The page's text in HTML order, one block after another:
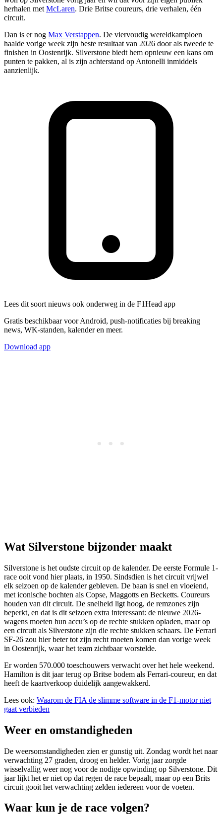
herhalen met McLaren. Drie Britse coureurs, drie verhalen, één
circuit.
Dan is er nog Max Verstappen. De viervoudig wereldkampioen
haalde vorige week zijn beste resultaat van 2026 door als tweede te
finishen in Oostenrijk. Silverstone biedt hem opnieuw een kans om
punten te pakken, al is zijn achterstand op Antonelli inmiddels
aanzienlijk.
Lees dit soort nieuws ook onderweg in de F1Head app
Gratis beschikbaar voor Android, push-notificaties bij breaking
news, WK-standen, kalender en meer.
Download app
Wat Silverstone bijzonder maakt
Silverstone is het oudste circuit op de kalender. De eerste Formule 1-
race ooit vond hier plaats, in 1950. Sindsdien is het circuit vrijwel
elk seizoen op de kalender gebleven. De baan is snel en vloeiend,
met iconische bochten als Copse, Maggotts en Becketts. Coureurs
houden van dit circuit. De snelheid ligt hoog, de remzones zijn
beperkt, en dat is dit seizoen extra interessant: de nieuwe 2026-
wagens moeten hun accu’s op de rechte stukken opladen, maar op
een circuit als Silverstone zijn die rechte stukken schaars. De Ferrari
SF-26 zou hier beter tot zijn recht moeten komen dan vorige week
in Oostenrijk, waar het team zichtbaar worstelde.
Er worden 570.000 toeschouwers verwacht over het hele weekend.
Hamilton is dit jaar terug op Britse bodem als Ferrari-coureur, en dat
heeft de kaartverkoop duidelijk aangewakkerd.
Lees ook: Waarom de FIA de slimme software in de F1-motor niet
gaat verbieden
Weer en omstandigheden
De weersomstandigheden zien er gunstig uit. Zondag wordt het naar
verwachting 27 graden, droog en helder. Vorig jaar zorgde
wisselvallig weer nog voor de nodige opwinding op Silverstone. Dit
jaar lijkt het er niet op dat regen de race bepaalt, maar op een Brits
circuit gooit het verwachting zelden iedereen voor de voeten.
Waar kun je de race volgen?